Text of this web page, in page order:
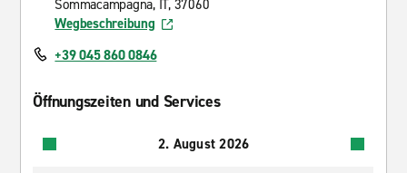
Sommacampagna, IT, 37060
Wegbeschreibung
+39 045 860 0846
Öffnungszeiten und Services
2. August 2026